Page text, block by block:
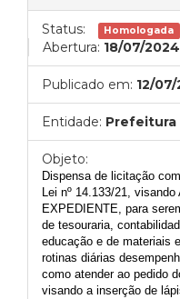
Status: Homologada
Abertura: 18/07/
Publicado em: 12/
Entidade: Prefeitura
Objeto:
Dispensa de licitação
Lei nº 14.133/21, visando
EXPEDIENTE, para
de tesouraria,
educação e de materiais
rotinas diárias
como atender ao pedido
visando a inserção de